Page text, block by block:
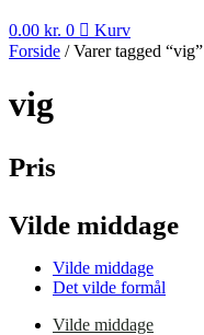
0.00 kr. 0
Kurv
Forside / Varer tagged “vig”
vig
Pris
Vilde middage
Vilde middage
Det vilde formål
Vilde middage